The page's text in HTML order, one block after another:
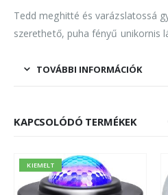
Tedd meghitté és varázslatossá
szerethető, puha fényű unikornis
TOVÁBBI INFORMÁCIÓK
KAPCSOLÓDÓ TERMÉKEK
KIEMELT